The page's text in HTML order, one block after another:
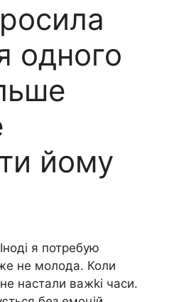
одного
йому
я потребую
не молода. Коли
настали важkі часи.